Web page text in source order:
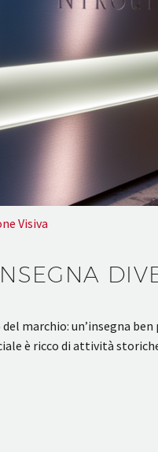
Visiva
marchio: un’insegna
è ricco di attività